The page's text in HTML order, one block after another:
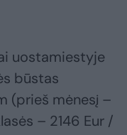
uostamiestyje
būstas
(prieš mėnesį –
– 2146 Eur /